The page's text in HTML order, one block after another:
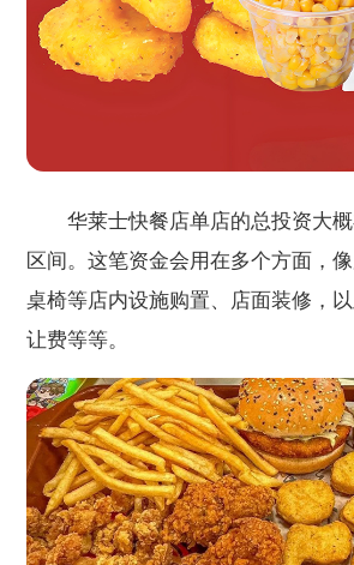
华莱士快餐店单店的总投资大概
区间。这笔资金会用在多个方面，像
桌椅等店内设施购置、店面装修，
让费等等。